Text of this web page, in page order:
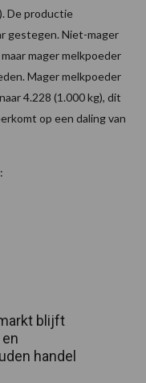
De productie
gestegen. Niet-mager
mager melkpoeder
Mager melkpoeder
4.228 (1.000 kg), dit
op een daling van
blijft
handel